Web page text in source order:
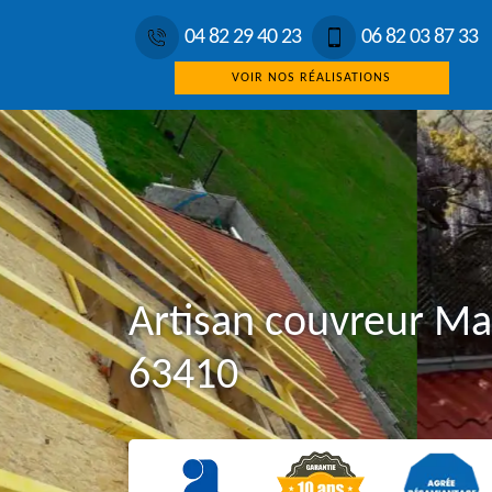
04 82 29 40 23 06 82 03 87 33
VOIR NOS RÉALISATIONS
Artisan couvreur
63410